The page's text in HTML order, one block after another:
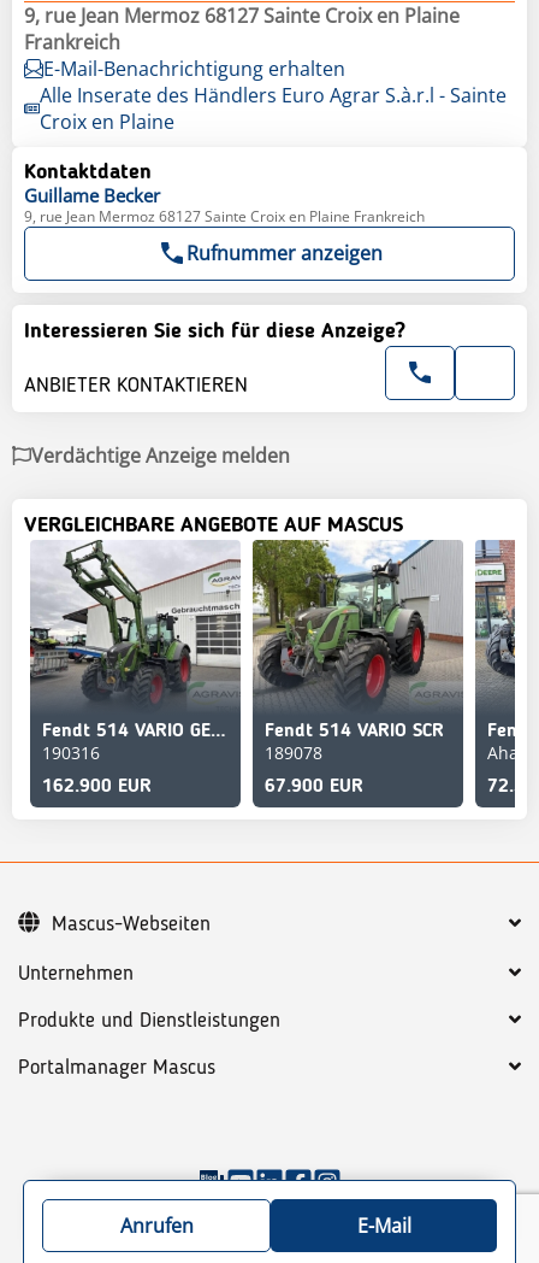
9, rue Jean Mermoz 68127 Sainte Croix en Plaine
Frankreich
E-Mail-Benachrichtigung erhalten
Alle Inserate des Händlers Euro Agrar S.à.r.l - Sainte
Croix en Plaine
Kontaktdaten
Guillame Becker
9, rue Jean Mermoz 68127 Sainte Croix en Plaine Frankreich
Rufnummer anzeigen
Interessieren Sie sich für diese Anzeige?
ANBIETER KONTAKTIEREN
Verdächtige Anzeige melden
VERGLEICHBARE ANGEBOTE AUF MASCUS
Fendt 514 VARIO GEN-3 Profi+ Setting 2
190316
162.900 EUR
Fendt 514 VARIO SCR
189078
67.900 EUR
Ahaus
Unternehmen
Produkte und Dienstleistungen
Portalmanager Mascus
Mascus AGB
Datenschutzbestimmungen
Sitemap
Mascus-Webseiten
Anrufen E-Mail